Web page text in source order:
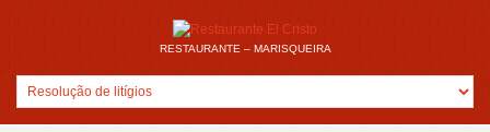
RESTAURANTE – MARISQUEIRA